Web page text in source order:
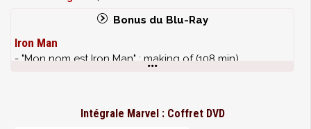
Bonus du Blu-Ray
Iron Man
- "Mon nom est Iron Man" : making of (108 min)
- Scènes coupées et étendues (23 min)
- Les effets spéciaux (27 min)
Intégrale Marvel : Coffret DVD